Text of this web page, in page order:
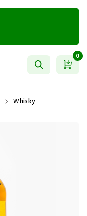
0
Whisky